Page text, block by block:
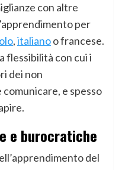
con altre
per
,italianoo francese.
flessibilità con cui i
dei non
e spesso
e burocratiche
del